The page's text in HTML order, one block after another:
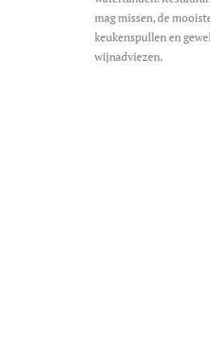
mag missen, de
keukenspullen en
wijnadviezen.